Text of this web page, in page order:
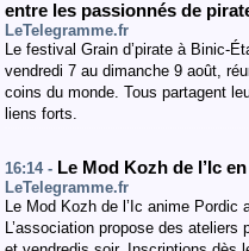
entre les passionnés de
LeTelegramme.fr
Le festival Grain d’pirate à Binic-
vendredi 7 au dimanche 9 août,
coins du monde. Tous partagent
liens forts.
16:14 - Le Mod Kozh de l’Ic
LeTelegramme.fr
Le Mod Kozh de l’Ic anime Pordic
L’association propose des